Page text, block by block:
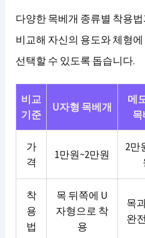
다양한 목베개 종류별 착용
비교해 자신의 용도와 체형
선택할 수 있도록 돕습니다.
비교
기준
U자형 목베개
메
가
격
1만원~2만원
2만
착
용
법
목 뒤쪽에 U
자형으로 착
용
목
완